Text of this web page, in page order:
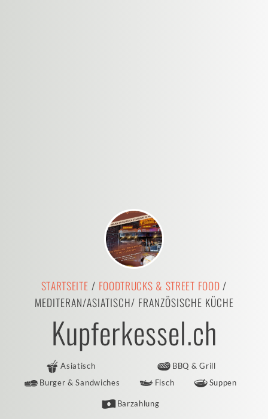
STARTSEITE / FOODTRUCKS & STREET FOOD/
MEDITERAN/ASIATISCH/ FRANZÖSISCHE KÜCHE
Kupferkessel.ch
Asiatisch
BBQ & Grill
Burger & Sandwiches
Fisch Suppen
Barzahlung